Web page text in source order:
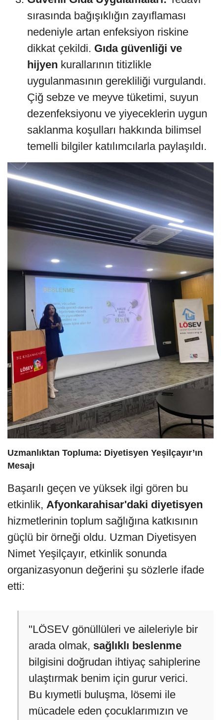
sırasında bağışıklığın zayıflaması
nedeniyle artan enfeksiyon riskine
dikkat çekildi. Gıda güvenliği ve
hijyen kurallarının titizlikle
uygulanmasının gerekliliği vurgulandı.
Çiğ sebze ve meyve tüketimi, suyun
dezenfeksiyonu ve yiyeceklerin uygun
saklanma koşulları hakkında bilimsel
temelli bilgiler katılımcılarla paylaşıldı.
Uzmanlıktan Topluma: Diyetisyen Yeşilçayır’ın
Mesajı
Başarılı geçen ve yüksek ilgi gören bu
etkinlik, Afyonkarahisar'daki diyetisyen
hizmetlerinin toplum sağlığına katkısının
güçlü bir örneği oldu. Uzman Diyetisyen
Nimet Yeşilçayır, etkinlik sonunda
organizasyonun değerini şu sözlerle ifade
etti:
"LÖSEV gönüllüleri ve aileleriyle bir
arada olmak, sağlıklı beslenme
bilgisini doğrudan ihtiyaç sahiplerine
ulaştırmak benim için gurur verici.
Bu kıymetli buluşma, lösemi ile
mücadele eden çocuklarımızın ve